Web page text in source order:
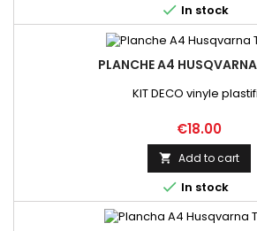
 In stock
PLANCHE A4
KIT DECO vinyle
Price
€18.00
 Add to cart
 In stock